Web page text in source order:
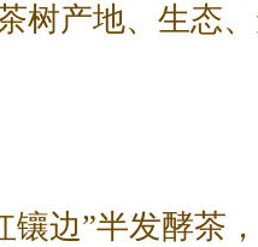
树产地、生态
镶边”半发酵茶